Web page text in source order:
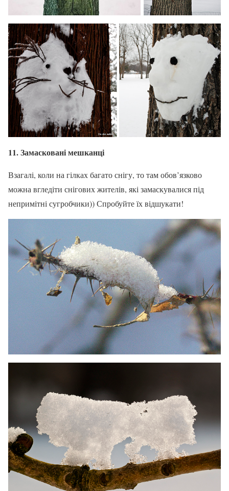
11. Замасковані мешканці
Взагалі, коли на гілках багато снігу, то там обов’язково
можна вгледіти снігових жителів, які замаскувалися під
непримітні сугробчики)) Спробуйте їх відшукати!